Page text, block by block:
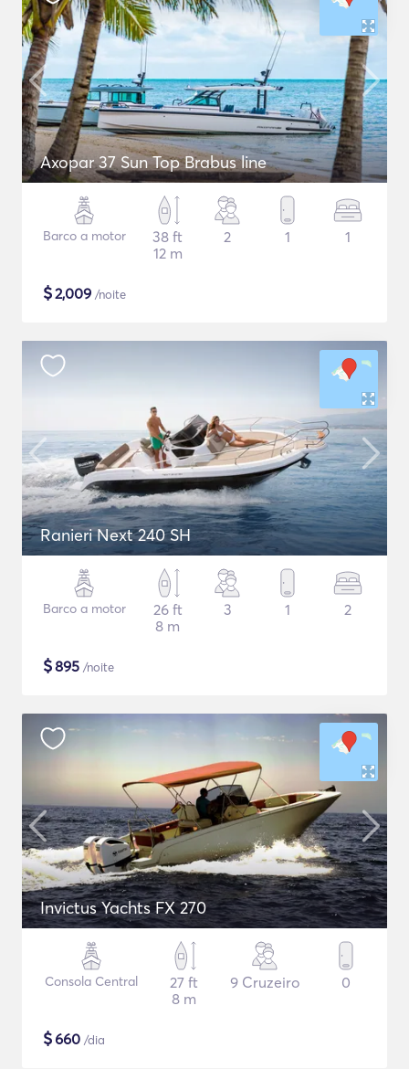
Axopar 37 Sun Top Brabus line
Barco a motor
38 ft
12 m
2 1 1
$2,009 /noite
Ranieri Next 240 SH
Barco a motor
26 ft
8 m
3 1 2
$895 /noite
Invictus Yachts FX 270
Consola Central
27 ft
8 m
9 Cruzeiro 0
$660 /dia